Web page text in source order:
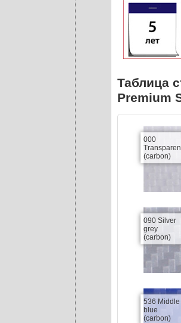
Таблица
Premium
000
(carbon)
090 Silver
grey
(carbon)
536 Middle
blue
(carbon)